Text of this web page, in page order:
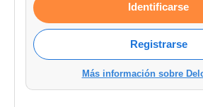
Identificarse
Registrarse
Más información sobre